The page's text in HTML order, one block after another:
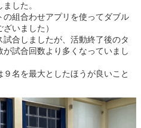
した。
の組合わせアプリを使ってダブル
いました）
合しましたが、活動終了後のタ
試合回数より多くなっていまし
名を最大としたほうが良いこと